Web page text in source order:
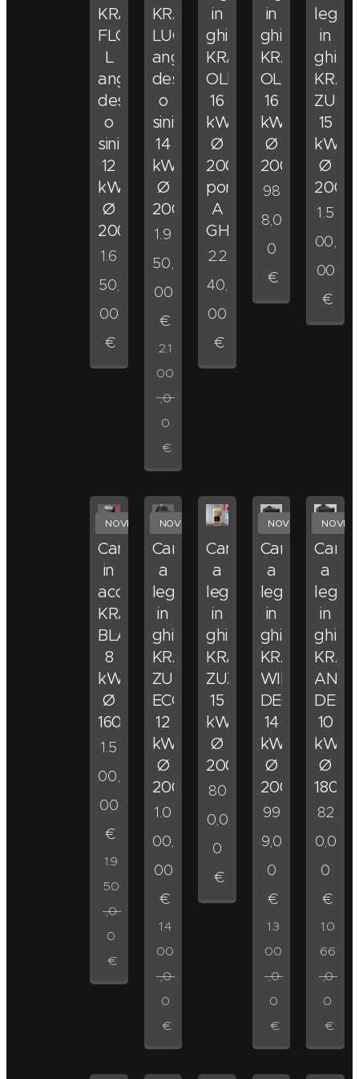
KRATKI
FLOKI
L
angolo
destro
o
sinistro
12
kW
Ø
200
1.6
50,
00
€
KRATKI
LUCY
angolo
destro
o
sinistro
14
kW
Ø
200
1.9
50,
00
€
2.1
00
,0
0
€
in
ghisa
KRATKI
OLIWIA
16
kW
Ø
200
porta
A
GHIGLIOTTINA
2.2
40,
00
€
in
ghisa
KRATKI
OLIWIA
16
kW
Ø
200
98
8,0
0
€
legna
in
ghisa
15
kW
Ø
200
1.5
00,
00
€
Camino
in
acciaio
KRATKI
BLANKA
8
kW
Ø
160
NOVITA'
1.5
00,
00
€
1.9
50
,0
0
€
Camino
a
legna
in
ghisa
KRATKI
ZUZIA
ECO
12
kW
Ø
200
NOVITA'
1.0
00,
00
€
1.4
00
,0
0
€
Camino
a
legna
in
ghisa
KRATKI
ZUZIA
15
kW
Ø
200
80
0,0
0
€
Camino
a
legna
in
ghisa
KRATKI
WIKTOR
DECO
14
kW
Ø
200
NOVITA'
99
9,0
0
€
1.3
00
,0
0
€
a
legna
in
ghisa
DECO
10
kW
Ø
180
NOVITA'
82
0,0
0
€
1.0
66
,0
0
€